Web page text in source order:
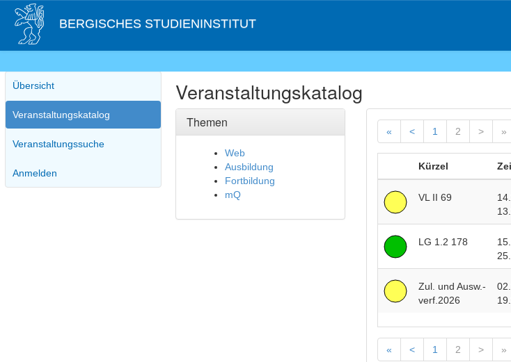
BERGISCHES STUDIENINSTITUT
Übersicht
Veranstaltungskatalog
Veranstaltungssuche
Anmelden
Veranstaltungskatalog
Themen
Web
Ausbildung
Fortbildung
mQ
« < 1 2 > »
Kürzel
VL II 69
LG 1.2 178
Zul. und Ausw.-
verf.2026
« < 1 2 > »